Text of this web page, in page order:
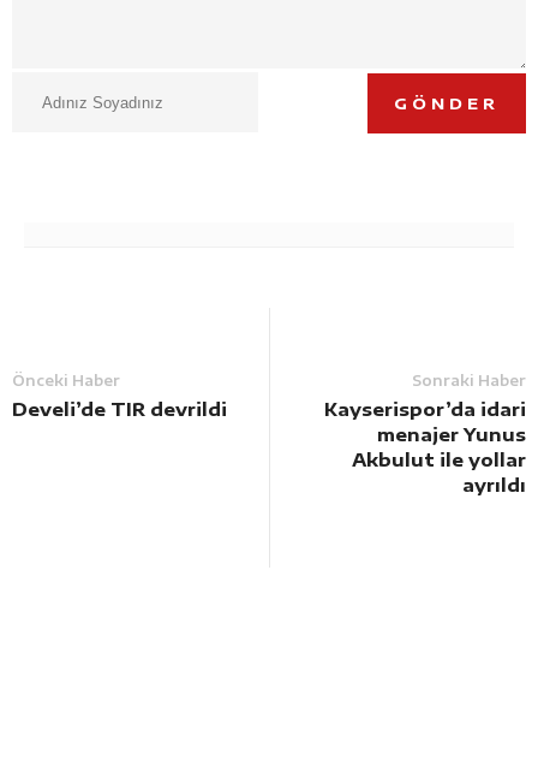
GÖNDER
Önceki Haber
Develi’de TIR devrildi
Sonraki Haber
Kayserispor’da idari
menajer Yunus
Akbulut ile yollar
ayrıldı